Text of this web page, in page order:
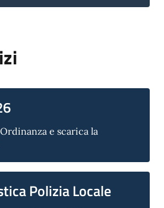
e scarica la
Polizia Locale